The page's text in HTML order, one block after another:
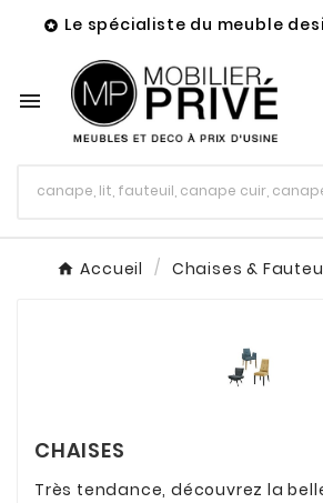
 Le spécialiste du meuble

Accueil Chaises &
CHAISES
Très tendance, découvrez la